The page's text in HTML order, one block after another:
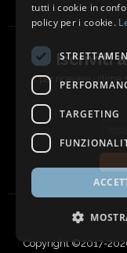
Iscriviti
per ricevere ultime
Copyright ©2017-
tutti i cookie in
policy per i cookie.
TARGETING